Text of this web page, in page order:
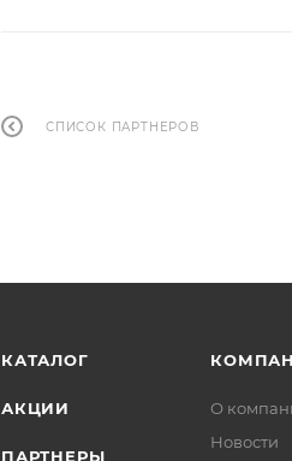
СПИСОК ПАРТНЕРОВ
КАТАЛОГ
АКЦИИ
ПАРТНЕРЫ
О
Новости